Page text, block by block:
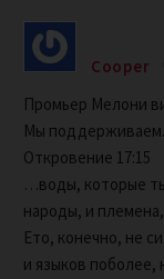
Cooper
Промьер Мелони
Мы поддерживаем.
Откровение 17:15
…воды, которые
народы, и
Ето, конечно, не
и языков поболее,